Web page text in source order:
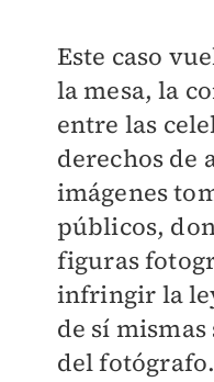
Este caso
la mesa, la
entre las
derechos de
imágenes
públicos,
figuras
infringir la
de sí
del fotógrafo.